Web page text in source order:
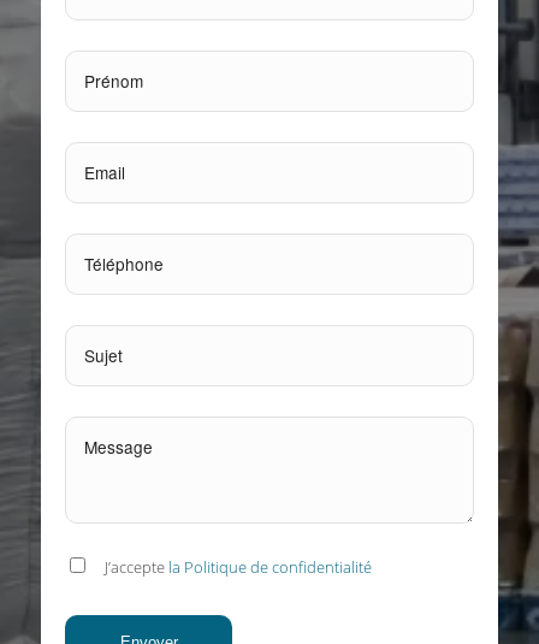
J’accepte la Politique de confidentialité